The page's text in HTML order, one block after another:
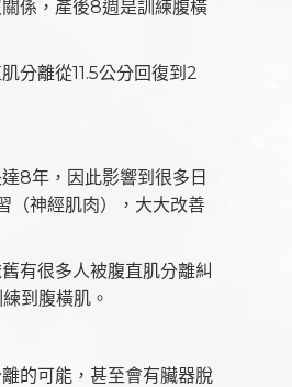
係，產後8週是訓練腹橫
分離從11.5公分回復到2
8年，因此影響到很多日
（神經肌肉），大大改善
有很多人被腹直肌分離糾
到腹橫肌。
的可能，甚至會有臟器脫